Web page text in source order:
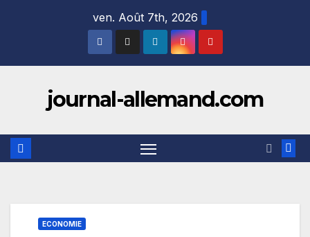
ven. Août 7th, 2026
journal-allemand.com
ECONOMIE